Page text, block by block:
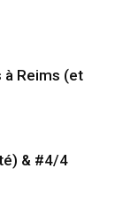
à Reims (et
& #4/4